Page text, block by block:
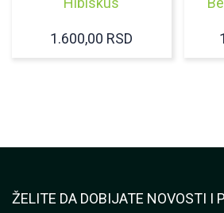
1.600,00 RSD
ŽELITE DA DOBIJATE NOVOSTI I